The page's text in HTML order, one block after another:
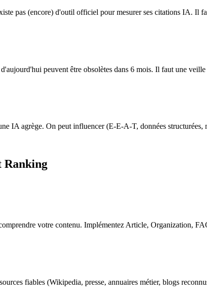
pas (encore) d'outil officiel pour mesurer ses citations IA. Il
peuvent être obsolètes dans 6 mois. Il faut une veille
IA agrège. On peut influencer (E-E-A-T, données structurées,
Ranking
votre contenu. Implémentez Article, Organization,
fiables (Wikipedia, presse, annuaires métier, blogs